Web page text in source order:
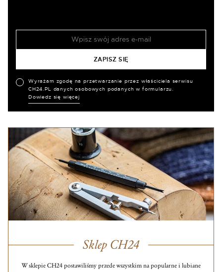
Wyrażam zgodę na przetwarzanie przez właściciela serwisu
CH24.PL danych osobowych podanych w formularzu.
Dowiedz się więcej
Sklep CH24
W sklepie CH24 postawiliśmy przede wszystkim na popularne i lubiane